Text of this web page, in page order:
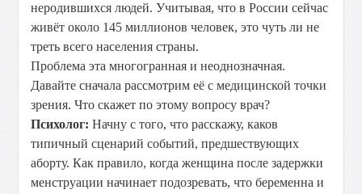
неродившихся людей. Учитывая, что в России сейчас
живёт около 145 миллионов человек, это чуть ли не
треть всего населения страны.
Проблема эта многогранная и неоднозначная.
Давайте сначала рассмотрим её с медицинской точки
зрения. Что скажет по этому вопросу врач?
Психолог: Начну с того, что расскажу, каков
типичный сценарий событий, предшествующих
аборту. Как правило, когда женщина после задержки
менструации начинает подозревать, что беременна и